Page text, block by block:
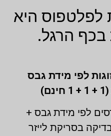
לפלטפוס היא
הרגל.
זוגות לפי מידת גבס
לפי מידת גבס +
בסריקת לייזר